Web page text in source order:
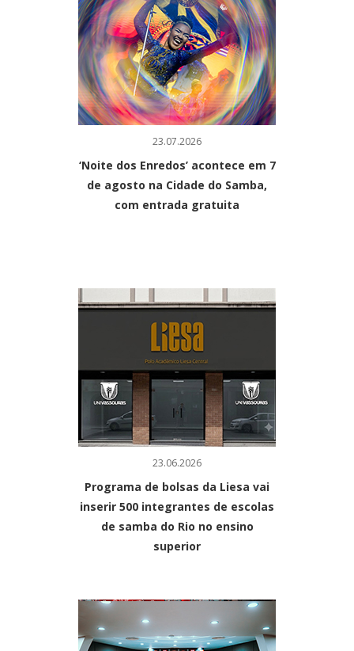
23.07.2026
‘Noite dos Enredos’ acontece em 7
de agosto na Cidade do Samba,
com entrada gratuita
23.06.2026
Programa de bolsas da Liesa vai
inserir 500 integrantes de escolas
de samba do Rio no ensino
superior